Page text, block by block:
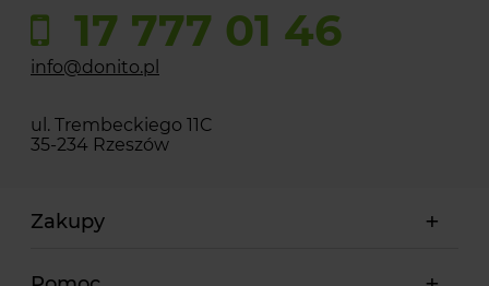
17 777 01 46
info@donito.pl
ul. Trembeckiego 11C
35-234 Rzeszów
Zakupy